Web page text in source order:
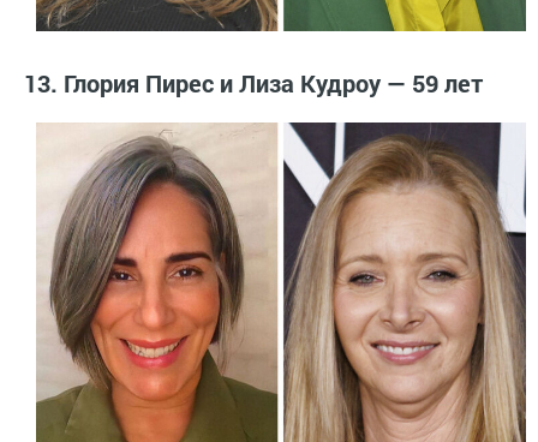
13. Глория Пирес и Лиза Кудроу — 59 лет